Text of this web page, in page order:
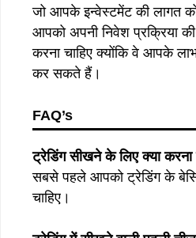
जो आपके इन्वेस्टमेंट की लागत
आपको अपनी निवेश प्रक्रिया
करना चाहिए क्योंकि वे आपके
कर सकते हैं।
FAQ’s
ट्रेडिंग सीखने के लिए क्या करना
सबसे पहले आपको ट्रेडिंग के
चाहिए।